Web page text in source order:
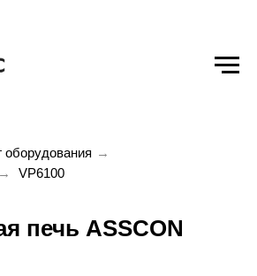
оборудования →
→ VP6100
печь ASSCON